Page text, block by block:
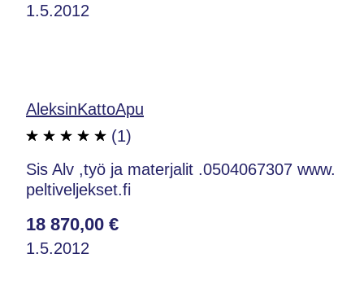
1.5.2012
AleksinKattoApu
(1)
Sis Alv ,työ ja materjalit .0504067307 www.
peltiveljekset.fi
18 870,00 €
1.5.2012